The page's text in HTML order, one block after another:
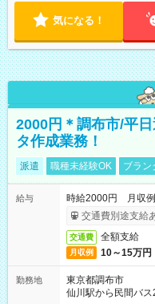
気になる！
2000円＊調布市/平
タ作成業務！
派遣 職種未経験OK ブラン
給与
時給2000円 月収
交通費別途支給
交通費 全額支給
月収例 10～15万円
勤務地
東京都調布市
仙川駅から民間バス